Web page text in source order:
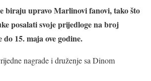
biraju upravo Marlinovi fanovi, tako što
posalati svoje prijedloge na broj
15. maja ove godine.
nagrade i druženje sa Dinom